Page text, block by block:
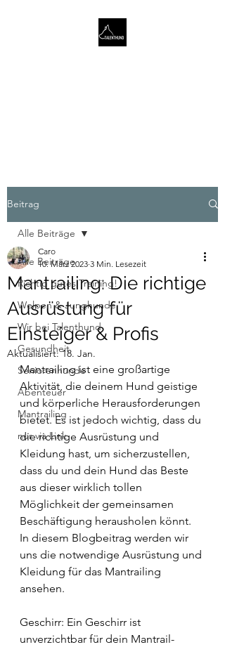
Beitrag
Alle Beiträge
Richtig gutes Training!
Welpen & Junghunde
Wir bei Talenthund
Gesundheit
Seniorenhunde
Abenteuer
Mantrailing
nur via Link
Alle Beiträge
Mantrailing: Die richtige
Ausrüstung für
Einsteiger & Profis
Caro
10. März 2023 3 Min. Lesezeit
Aktualisiert:18. Jan.
Mantrailing ist eine großartige
Aktivität, die deinem Hund geistige
und körperliche Herausforderungen
bietet. Es ist jedoch wichtig, dass du
die richtige Ausrüstung und
Kleidung hast, um sicherzustellen,
dass du und dein Hund das Beste
aus dieser wirklich tollen
Möglichkeit der gemeinsamen
Beschäftigung herausholen könnt.
In diesem Blogbeitrag werden wir
uns die notwendige Ausrüstung und
Kleidung für das Mantrailing
ansehen.
Geschirr: Ein Geschirr ist
unverzichtbar für dein Mantrail-